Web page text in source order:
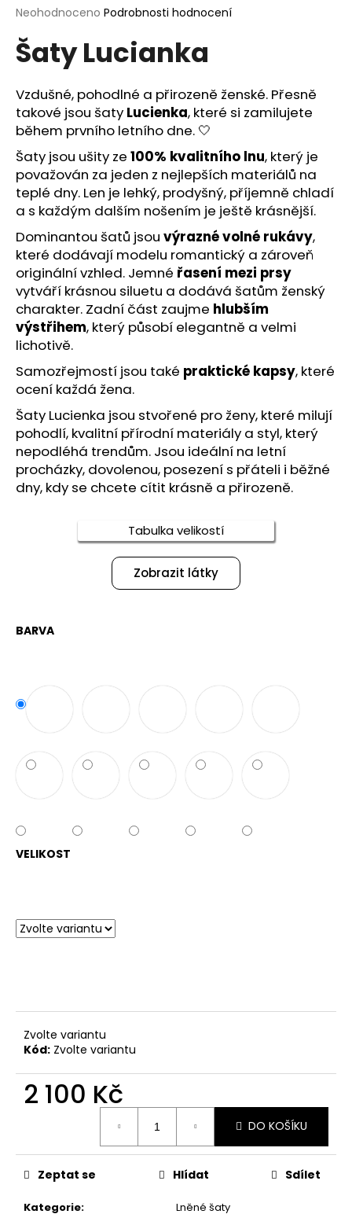
Průměrné
produktu
je
z
5
hvězdiček.
Neohodnoceno Podrobnosti hodnocení
Šaty Lucianka
Vzdušné, pohodlné a přirozeně ženské. Přesně
takové jsou šaty Lucienka, které si zamilujete
během prvního letního dne. 🤍
Šaty jsou ušity ze 100% kvalitního lnu, který je
považován za jeden z nejlepších materiálů na
teplé dny. Len je lehký, prodyšný, příjemně chladí
a s každým dalším nošením je ještě krásnější.
Dominantou šatů jsou výrazné volné rukávy,
které dodávají modelu romantický a zároveň
originální vzhled. Jemné řasení mezi prsy
vytváří krásnou siluetu a dodává šatům ženský
charakter. Zadní část zaujme hlubším
výstřihem, který působí elegantně a velmi
lichotivě.
Samozřejmostí jsou také praktické kapsy, které
ocení každá žena.
Šaty Lucienka jsou stvořené pro ženy, které milují
pohodlí, kvalitní přírodní materiály a styl, který
nepodléhá trendům. Jsou ideální na letní
procházky, dovolenou, posezení s přáteli i běžné
dny, kdy se chcete cítit krásně a přirozeně.
Tabulka velikostí
Zobrazit látky
BARVA
VELIKOST
Zvolte variantu
Kód: Zvolte variantu
2 100 Kč
DO KOŠÍKU
Kategorie: Lněné šaty
Zeptat se Hlídat Sdílet
a
j
í
?
HLEDAT
D
o
p
o
r
u
č
u
j
e
m
e
MANŠESTROVÁ
BUNDA
STOJÁČKEM